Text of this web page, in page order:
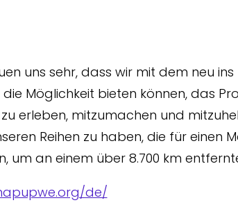
uns sehr, dass wir mit dem neu
Möglichkeit bieten können, das
erleben, mitzumachen und
Reihen zu haben, die für einen
an einem über 8.700 km
de/